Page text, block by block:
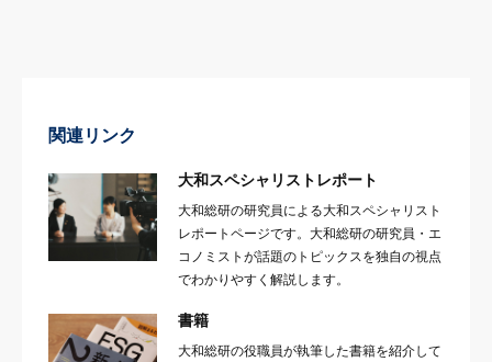
関連リンク
大和スペシャリストレポート
大和総研の研究員による大和スペシャリスト
レポートページです。大和総研の研究員・エ
コノミストが話題のトピックスを独自の視点
でわかりやすく解説します。
書籍
大和総研の役職員が執筆した書籍を紹介して